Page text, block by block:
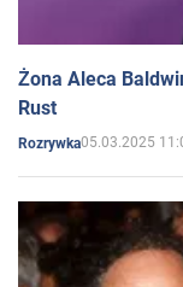
Żona Aleca
Rust
Rozrywka05.03.2025